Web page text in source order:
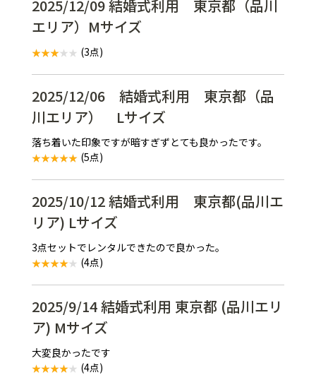
2025/12/09 結婚式利用 東京都（品川
エリア）Mサイズ
(3点)
2025/12/06 結婚式利用 東京都（品
川エリア） Lサイズ
落ち着いた印象ですが暗すぎずとても良かったです。
(5点)
2025/10/12 結婚式利用 東京都(品川エ
リア) Lサイズ
3点セットでレンタルできたので良かった。
(4点)
2025/9/14 結婚式利用 東京都 (品川エリ
ア) Mサイズ
大変良かったです
(4点)